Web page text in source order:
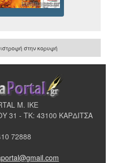
στην κορυφή
Μ. ΙΚΕ
31 - ΤΚ: 43100 ΚΑΡΔΙΤΣΑ
72888